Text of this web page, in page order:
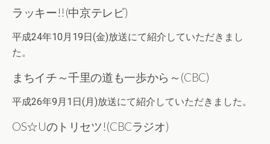
ラッキー!!(中京テレビ)
平成24年10月19日(金)放送にて紹介していただきまし
た。
まちイチ～千里の道も一歩から～(CBC)
平成26年9月1日(月)放送にて紹介していただきました。
OS☆Uのトリセツ!(CBCラジオ)